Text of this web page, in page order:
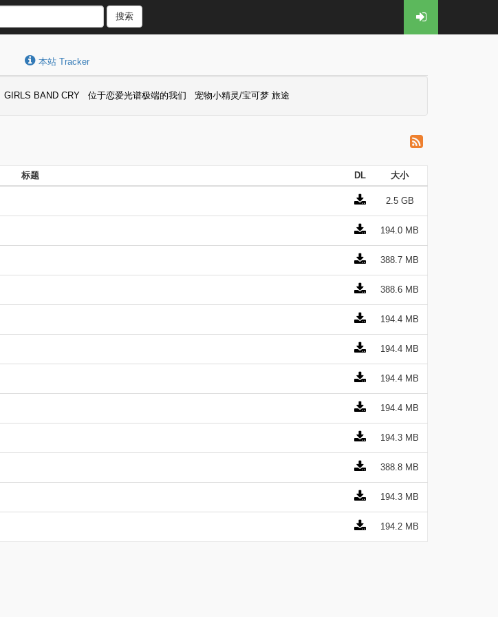
搜索
本站 Tracker
GIRLS BAND CRY 位于恋爱光谱极端的我们 宠物小精灵/宝可梦 旅途
标题 DL 大小
2.5 GB
194.0 MB
388.7 MB
388.6 MB
194.4 MB
194.4 MB
194.4 MB
194.4 MB
194.3 MB
388.8 MB
194.3 MB
194.2 MB